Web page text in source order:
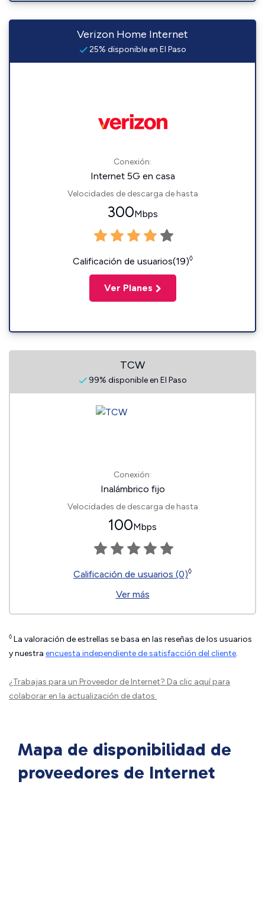
Verizon Home Internet
25% disponible en El Paso
Conexión:
Internet 5G en casa
Velocidades de descarga de hasta
300Mbps
Calificación de usuarios(19)◊
Ver Planes
TCW
99% disponible en El Paso
Conexión:
Inalámbrico fijo
Velocidades de descarga de hasta
100Mbps
Calificación de usuarios (0)◊
Ver más
◊ La valoración de estrellas se basa en las reseñas de los usuarios
y nuestra encuesta independiente de satisfacción del cliente.
¿Trabajas para un Proveedor de Internet? Da clic aquípara
colaborar en la actualización de datos.
Mapa de disponibilidad de
proveedores de Internet